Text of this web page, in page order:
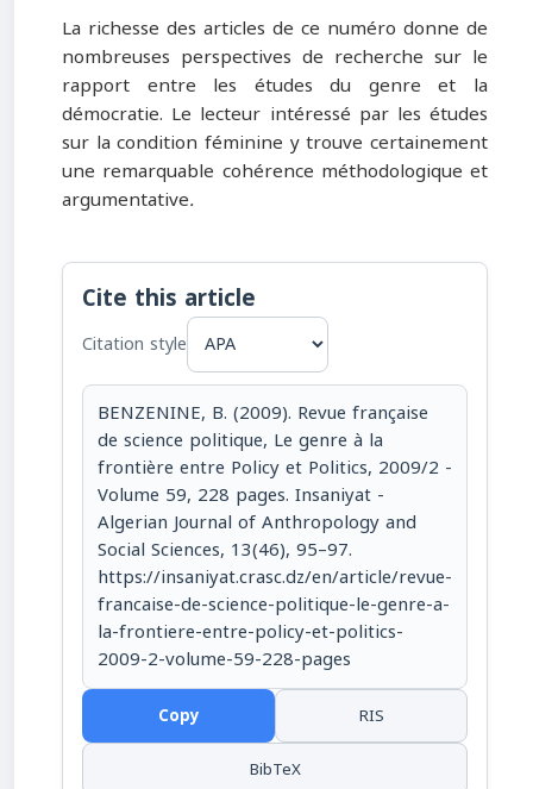
La richesse des articles de ce numéro donne de
nombreuses perspectives de recherche sur le
rapport entre les études du genre et la
démocratie. Le lecteur intéressé par les études
sur la condition féminine y trouve certainement
une remarquable cohérence méthodologique et
argumentative.
Cite this article
Citation style
BENZENINE, B. (2009). Revue française
de science politique, Le genre à la
frontière entre Policy et Politics, 2009/2 -
Volume 59, 228 pages. Insaniyat -
Algerian Journal of Anthropology and
Social Sciences, 13(46), 95–97.
https://insaniyat.crasc.dz/en/article/revue-
francaise-de-science-politique-le-genre-a-
la-frontiere-entre-policy-et-politics-
2009-2-volume-59-228-pages
Copy
RIS
BibTeX